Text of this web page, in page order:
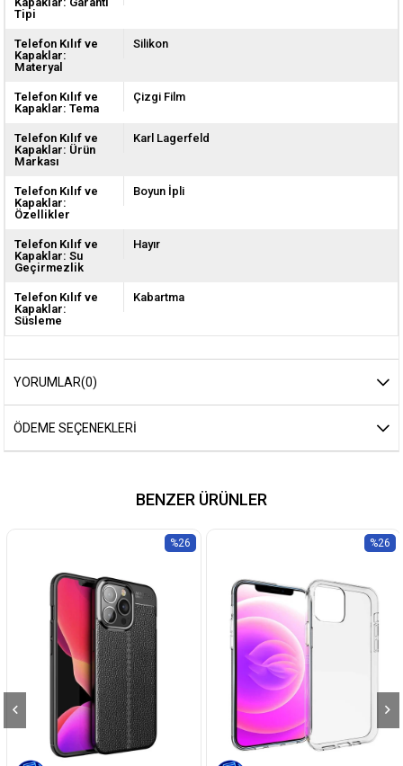
Tipi
Telefon Kılıf ve
Kapaklar:
Materyal
Silikon
Telefon Kılıf ve
Kapaklar: Tema
Çizgi Film
Telefon Kılıf ve
Kapaklar: Ürün
Markası
Karl Lagerfeld
Telefon Kılıf ve
Kapaklar:
Özellikler
Boyun İpli
Telefon Kılıf ve
Kapaklar: Su
Geçirmezlik
Hayır
Telefon Kılıf ve
Kapaklar:
Süsleme
Kabartma
YORUMLAR(0)
ÖDEME SEÇENEKLERI
BENZER ÜRÜNLER
%26 %26